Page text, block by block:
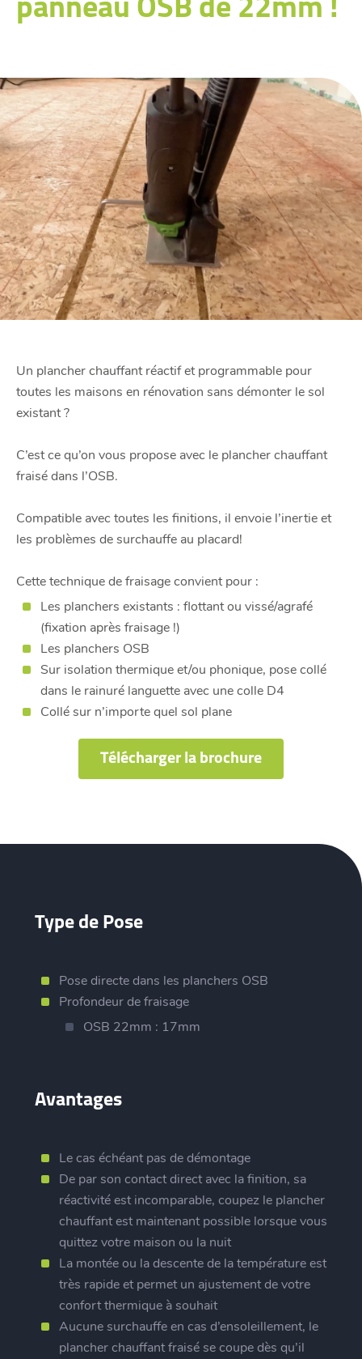
panneau OSB de 22mm !
Un plancher chauffant réactif et programmable pour
toutes les maisons en rénovation sans démonter le sol
existant ?
C’est ce qu’on vous propose avec le plancher chauffant
fraisé dans l’OSB.
Compatible avec toutes les finitions, il envoie l’inertie et
les problèmes de surchauffe au placard!
Cette technique de fraisage convient pour :
Les planchers existants : flottant ou vissé/agrafé
(fixation après fraisage !)
Les planchers OSB
Sur isolation thermique et/ou phonique, pose collé
dans le rainuré languette avec une colle D4
Collé sur n’importe quel sol plane
Télécharger la brochure
Type de Pose
Pose directe dans les planchers OSB
Profondeur de fraisage
OSB 22mm : 17mm
Avantages
Le cas échéant pas de démontage
De par son contact direct avec la finition, sa
réactivité est incomparable, coupez le plancher
chauffant est maintenant possible lorsque vous
quittez votre maison ou la nuit
La montée ou la descente de la température est
très rapide et permet un ajustement de votre
confort thermique à souhait
Aucune surchauffe en cas d’ensoleillement, le
plancher chauffant fraisé se coupe dès qu’il